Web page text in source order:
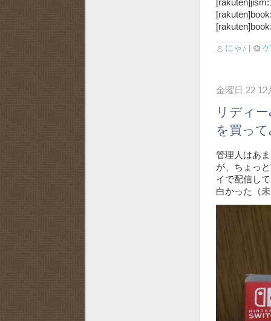
にゃ♪ |
金曜日 22 12
リディ
を買っ
管理人はあ
が、ちょっ
イで配信し
白かった
（